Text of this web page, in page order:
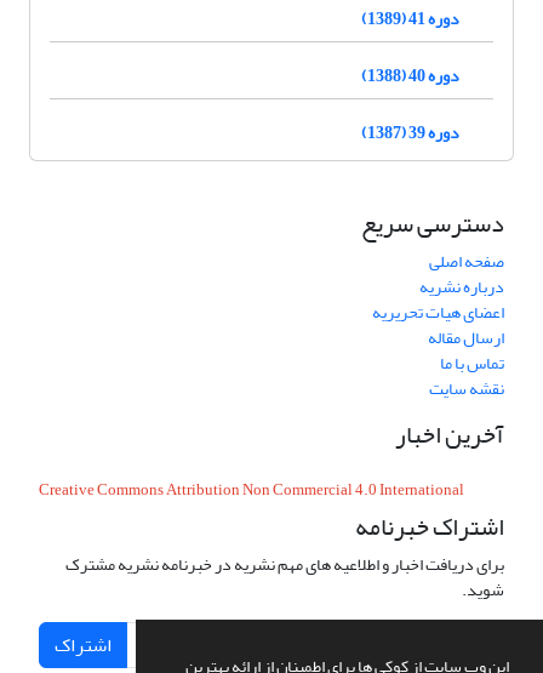
این وب سایت از کوکی ها برای اطمینان از ارائه بهترین
دوره 41 (1389)
دوره 40 (1388)
دوره 39 (1387)
دسترسی سریع
صفحه اصلی
درباره نشریه
اعضای هیات تحریریه
ارسال مقاله
تماس با ما
نقشه سایت
آخرین اخبار
Creative Commons Attribution Non Commercial 4.0 International
اشتراک خبرنامه
برای دریافت اخبار و اطلاعیه های مهم نشریه در خبرنامه نشریه مشترک
شوید.
اشتراک